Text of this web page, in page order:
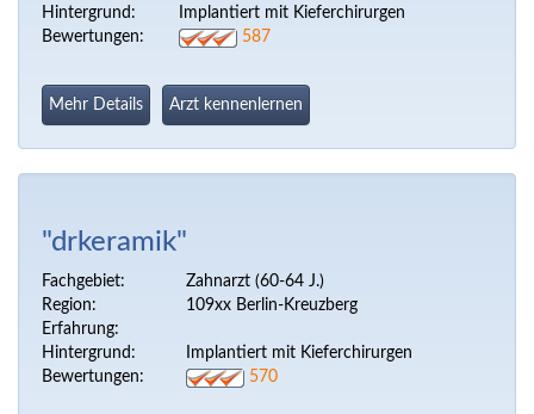
Hintergrund:
Implantiert mit Kieferchirurgen
Bewertungen:
587
Mehr Details Arzt kennenlernen
"drkeramik"
Fachgebiet:
Zahnarzt (60-64 J.)
Region:
109xx Berlin-Kreuzberg
Erfahrung:
Hintergrund:
Implantiert mit Kieferchirurgen
Bewertungen:
570